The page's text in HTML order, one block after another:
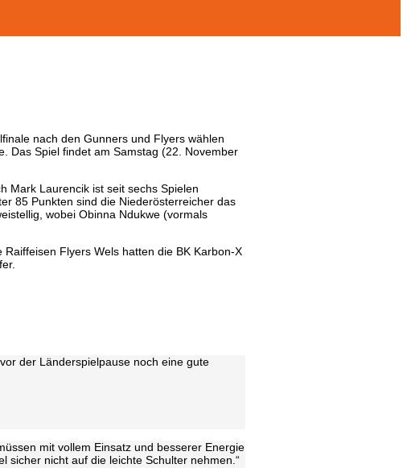
nach den Gunners und Flyers wählen
Das Spiel findet am Samstag (22. November
Mark Laurencik ist seit sechs Spielen
85 Punkten sind die Niederösterreicher das
wobei Obinna Ndukwe (vormals
Flyers Wels hatten die BK Karbon-X
der Länderspielpause noch eine gute
mit vollem Einsatz und besserer Energie
sicher nicht auf die leichte Schulter nehmen.“